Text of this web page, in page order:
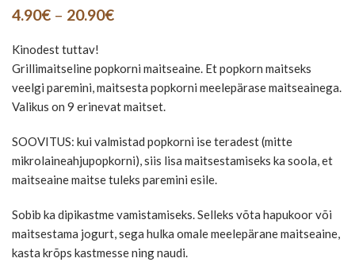
4.90€ – 20.90€Price
through
20.90€
Kinodest tuttav!
Grillimaitseline popkorni maitseaine. Et popkorn maitseks
veelgi paremini, maitsesta popkorni meelepärase maitseainega.
Valikus on 9 erinevat maitset.
SOOVITUS: kui valmistad popkorni ise teradest (mitte
mikrolaineahjupopkorni), siis lisa maitsestamiseks ka soola, et
maitseaine maitse tuleks paremini esile.
Sobib ka dipikastme vamistamiseks. Selleks võta hapukoor või
maitsestama jogurt, sega hulka omale meelepärane maitseaine,
kasta krõps kastmesse ning naudi.